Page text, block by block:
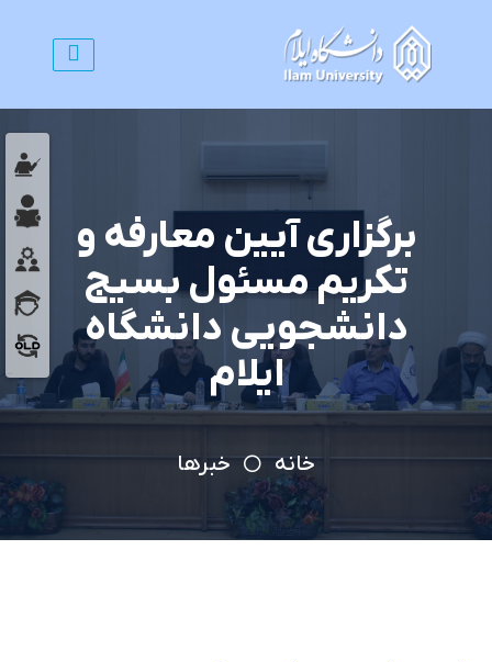
برگزاری آیین معارفه و
تکریم مسئول بسیج
دانشجویی دانشگاه
ایلام
خانه خبرها